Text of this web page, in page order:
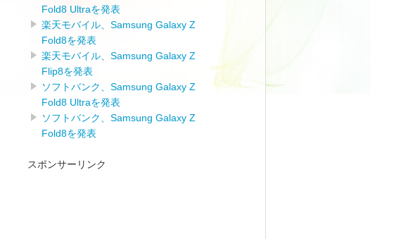
Fold8 Ultraを発表
楽天モバイル、Samsung Galaxy Z
Fold8を発表
楽天モバイル、Samsung Galaxy Z
Flip8を発表
ソフトバンク、Samsung Galaxy Z
Fold8 Ultraを発表
ソフトバンク、Samsung Galaxy Z
Fold8を発表
スポンサーリンク